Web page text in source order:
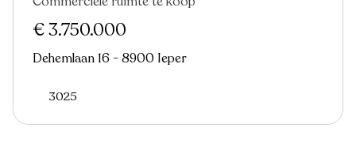
€ 3.750.000
Dehemlaan 16 - 8900 Ieper
3025